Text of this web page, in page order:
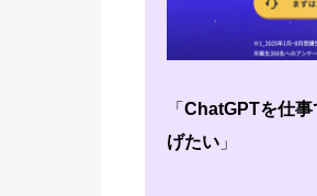
「 ChatGPTを仕
げたい 」